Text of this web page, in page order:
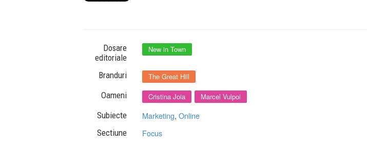
Dosare
editoriale
New in Town
Branduri The Great Hill
Oameni Cristina Joia Marcel Vulpoi
Subiecte Marketing, Online
Sectiune Focus